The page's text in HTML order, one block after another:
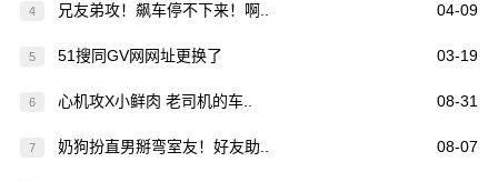
4 兄友弟攻！飙车停不下来！啊.. 04-09
5 51搜同GV网网址更换了 03-19
6 心机攻X小鲜肉 老司机的车.. 08-31
7 奶狗扮直男掰弯室友！好友助.. 08-07